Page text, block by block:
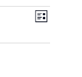
Liste